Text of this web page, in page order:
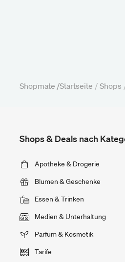
Shopmate /Startseite / Shops
Shops & Deals nach
Apotheke & Drogerie
Blumen & Geschenke
Essen & Trinken
Medien & Unterhaltung
Parfum & Kosmetik
Tarife